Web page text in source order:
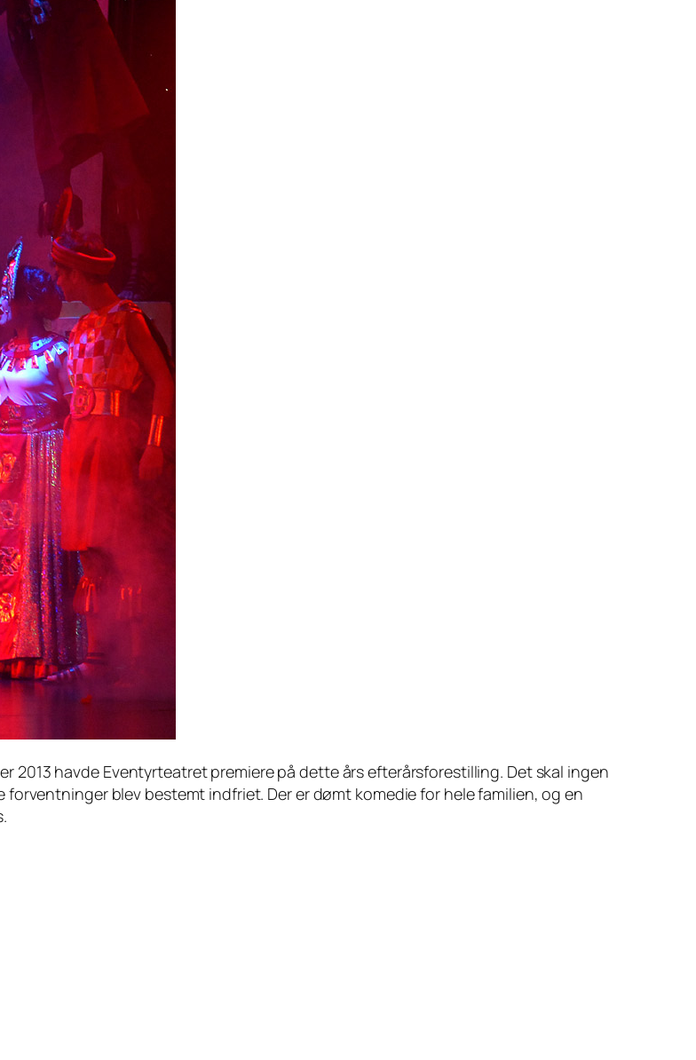
2013 havde Eventyrteatret premiere på dette års efterårsforestilling. Det skal ingen
blev bestemt indfriet. Der er dømt komedie for hele familien, og en